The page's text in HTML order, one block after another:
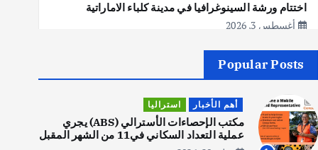
اختتام ورشة السينوغرافيا في مدينة كلباء الاماراتية
أغسطس 3, 2026
أهم الأخبار جاليات غير مصنف
قصة نجاح العراقي عمر الشمري الذي
اصبح بطلاً لأستراليا بلعبة كمال
الاجسام
يوليو 30, 2026
Popular Posts
أهم الأخبار استراليا
مكتب الإحصاءات الأسترالي (ABS) يجري
عملية التعداد السكاني في11 من الشهر المقبل